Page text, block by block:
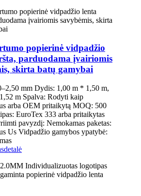
popierinė vidpadžio
parduodama įvairiomis
skirta batų gamybai
mm Dydis: 1,00 m * 1,50 m,
m Spalva: Rodyti kaip
arba OEM pritaikytą MOQ: 500
EuroTex 333 arba pritaikytas
pavyzdį: Nemokamas paketas:
Us Vidpadžio gamybos ypatybė:
detalė